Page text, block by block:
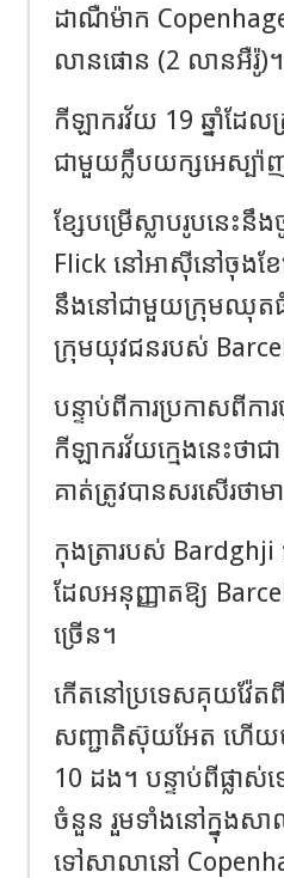
ដាណឺម៉ាក
លានផោន (2 លានអឺរ៉ូ)។
កីឡាករវ័យ 19 ឆ្នាំដែ
ជាមួយក្លឹបយក្សអេស្ប៉ាញ
ខ្សែបម្រើស្លាបរូបនេ
Flick នៅអាស៊ីនៅចុងខែន
នឹងនៅជាមួយក្រុមឈុតធំ
ក្រុមយុវជនរបស់
បន្ទាប់ពីការប្រកាសពីក
កីឡាករវ័យក្មេងនេះថា
គាត់ត្រូវបានសរសើរថ
កុងត្រារបស់
ដែលអនុញ្ញាតឱ្យ
ច្រើន។
កើតនៅប្រទេសគុយវ៉ែត
សញ្ជាតិស៊ុយអែត ហើយ
10 ដង។ បន្ទាប់ពីផ្ល
ចំនួន រួមទាំងនៅក្នុងស
ទៅសាលានៅ